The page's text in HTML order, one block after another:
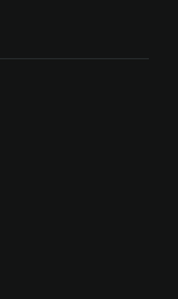
über den
kochen: